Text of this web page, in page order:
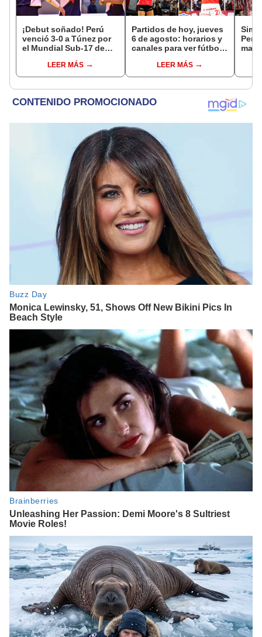
¡Debut soñado! Perú
venció 3-0 a Túnez por
el Mundial Sub-17 de
LEER MÁS
Partidos de hoy, jueves
6 de agosto: horarios y
canales para ver fútbol
LEER MÁS
Perú
país"